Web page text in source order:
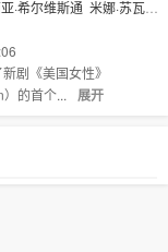
·希尔维斯通 米娜·苏瓦
剧《美国女性》
）的首个...
展开